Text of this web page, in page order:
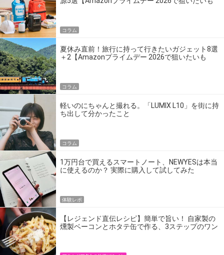
コラム
夏休み直前！旅行に持って行きたいガジェット8選
＋2【Amazonプライムデー 2026で狙いたいも
コラム
軽いのにちゃんと撮れる。「LUMIX L10」を街に持
ち出して分かったこと
コラム
1万円台で買えるスマートノート、NEWYESは本当
に使えるのか？ 実際に購入して試してみた
体験レポ
【レジェンド直伝レシピ】簡単で旨い！ 自家製の
燻製ベーコンとホタテ缶で作る、3ステップのワン